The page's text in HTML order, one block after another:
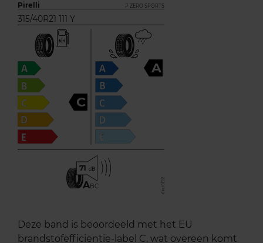
Pirelli P ZERO SPORTS
315/40R21 111 Y
C
A
71
ABC
Deze band is beoordeeld met het EU
brandstofefficiëntie-label C, wat overeen komt